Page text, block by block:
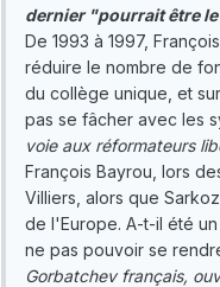
dernier "pourrait être
De 1993 à 1997,
réduire le nombre de
du collège unique, et
pas se fâcher avec les
voie aux réformateurs
François Bayrou, lors
Villiers, alors que
de l'Europe. A-t-il été
ne pas pouvoir se
Gorbatchev français,